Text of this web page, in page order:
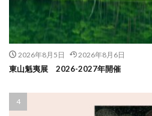
2026年8月5日 2026年8月6日
東山魁夷展 2026-2027年開催